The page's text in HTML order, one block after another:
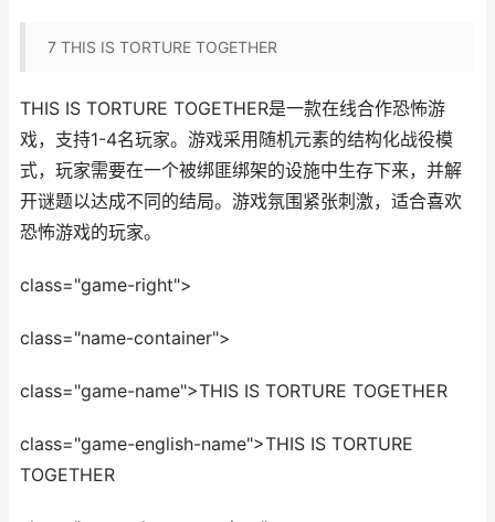
7 THIS IS TORTURE TOGETHER
THIS IS TORTURE TOGETHER是一款在线合作恐怖游
戏，支持1-4名玩家。游戏采用随机元素的结构化战役模
式，玩家需要在一个被绑匪绑架的设施中生存下来，并解
开谜题以达成不同的结局。游戏氛围紧张刺激，适合喜欢
恐怖游戏的玩家。
class="game-right">
class="name-container">
class="game-name">THIS IS TORTURE TOGETHER
class="game-english-name">THIS IS TORTURE
TOGETHER